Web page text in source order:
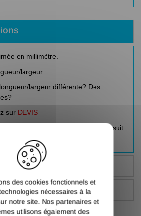
en millimètre.
largeur.
largeur différente? Des
sur DEVIS
vous répond dans l'heure qui suit.
des cookies fonctionnels et
nécessaires à la
notre site. Nos partenaires et
utilisons également des